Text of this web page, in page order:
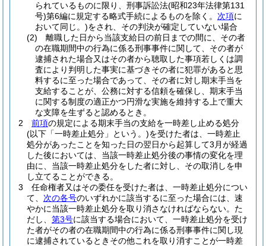
られているものに限り、刑事訴訟法(昭和23年法律第131
号)第6編に規定する略式手続によるものを除く。 次項に
おいて同じ。)をされ、その判決が確定していない場合
(2)
離職した日から当該支給日の前日までの間に、その者
の在職期間中の行為に係る刑事事件に関して、その者が
逮捕された場合又はその者から聴取した事項若しくは調
査により判明した事実に基づきその者に犯罪があると思
料するに至った場合であって、その者に対し期末手当を
支給することが、公務に対する信頼を確保し、期末手当
に関する制度の適正かつ円滑な実施を維持する上で重大
な支障を生ずると認めるとき。
2
前項の規定による期末手当の支給を一時差し止める処分
(以下「一時差止処分」という。)を受けた者は、一時差止
処分があったことを知った日の翌日から起算して3月が経過
した後においては、当該一時差止処分後の事情の変化を理
由に、当該一時差止処分をした者に対し、その取消しを申
し立てることができる。
3
任命権者又はその委任を受けた者は、一時差止処分につい
て、 次の各号のいずれかに該当するに至った場合には、速
やかに当該一時差止処分を取り消さなければならない。 た
だし、 第3号に該当する場合において、一時差止処分を受け
た者がその者の在職期間中の行為に係る刑事事件に関し現
に逮捕されているときその他これを取り消すことが一時差